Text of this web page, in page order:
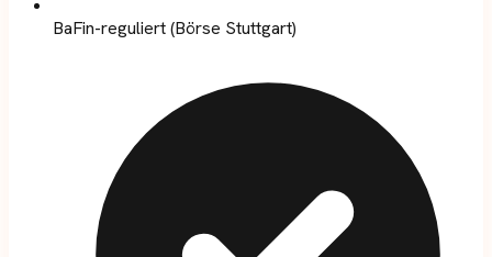
BaFin-reguliert (Börse Stuttgart)